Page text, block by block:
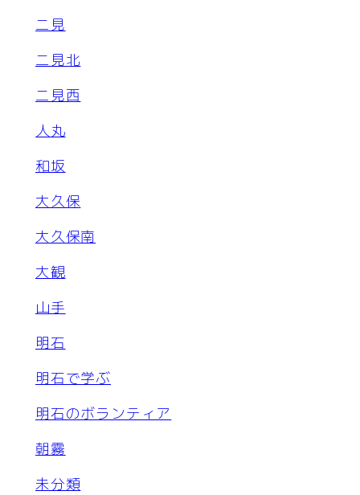
二見
二見北
二見西
人丸
和坂
大久保
大久保南
大観
山手
明石
明石で学ぶ
明石のボランティア
朝霧
未分類